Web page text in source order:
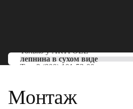
Только уARTPOLE
лепнина в сухом виде
Тел: 8 (800) 101-53-00
Монтаж